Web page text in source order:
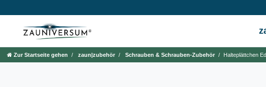
Zur Startseite gehen zaun|zubehör Schrauben & Schrauben-Zubehör Halteplättchen